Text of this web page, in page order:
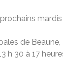
de
h 30 à 17